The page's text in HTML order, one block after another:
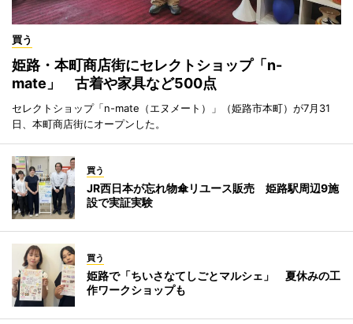
買う
姫路・本町商店街にセレクトショップ「n-
mate」 古着や家具など500点
セレクトショップ「n-mate（エヌメート）」（姫路市本町）が7月31
日、本町商店街にオープンした。
買う
JR西日本が忘れ物傘リユース販売 姫路駅周辺9施
設で実証実験
買う
姫路で「ちいさなてしごとマルシェ」 夏休みの工
作ワークショップも